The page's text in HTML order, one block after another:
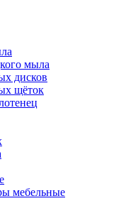
мыла
дисков
щёток
мебельные